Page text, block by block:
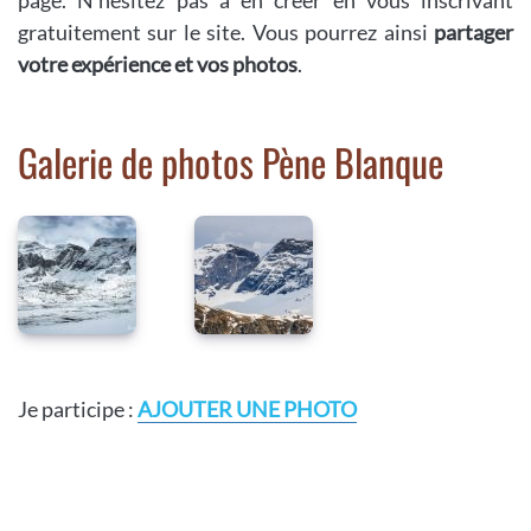
gratuitement sur le site. Vous pourrez ainsi partager
votre expérience et vos photos.
Galerie de photos Pène Blanque
Je participe :AJOUTER UNE PHOTO